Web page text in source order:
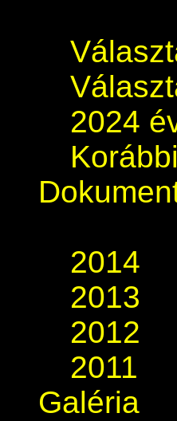
2024
2014
2013
2012
2011
Galéria